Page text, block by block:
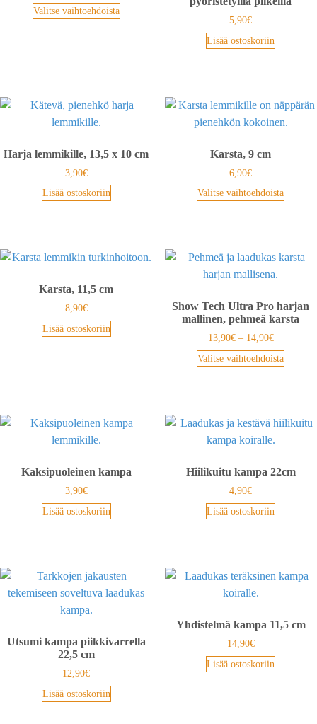
Valitse vaihtoehdoista
5,90€
Lisää ostoskoriin
Harja lemmikille, 13,5 x 10 cm
3,90€
Lisää ostoskoriin
Karsta, 9 cm
6,90€
Valitse vaihtoehdoista
Karsta, 11,5 cm
8,90€
Lisää ostoskoriin
Show Tech Ultra Pro harjan
mallinen, pehmeä karsta
13,90€ – 14,90€
Valitse vaihtoehdoista
Kaksipuoleinen kampa
3,90€
Lisää ostoskoriin
Hiilikuitu kampa 22cm
4,90€
Lisää ostoskoriin
Utsumi kampa piikkivarrella
22,5 cm
12,90€
Lisää ostoskoriin
Yhdistelmä kampa 11,5 cm
14,90€
Lisää ostoskoriin